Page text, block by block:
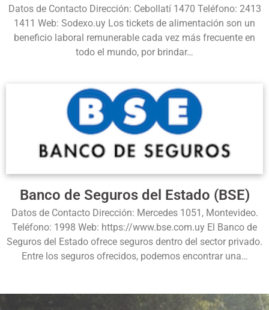
Datos de Contacto Dirección: Cebollatí 1470 Teléfono: 2413
1411 Web: Sodexo.uy Los tickets de alimentación son un
beneficio laboral remunerable cada vez más frecuente en
todo el mundo, por brindar…
Banco de Seguros del Estado (BSE)
Datos de Contacto Dirección: Mercedes 1051, Montevideo.
Teléfono: 1998 Web: https://www.bse.com.uy El Banco de
Seguros del Estado ofrece seguros dentro del sector privado.
Entre los seguros ofrecidos, podemos encontrar una…